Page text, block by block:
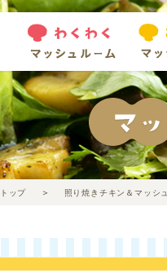
ップ 照り焼きチキン＆マッシ